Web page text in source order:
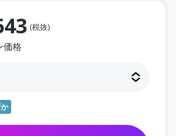
(税抜)
価格